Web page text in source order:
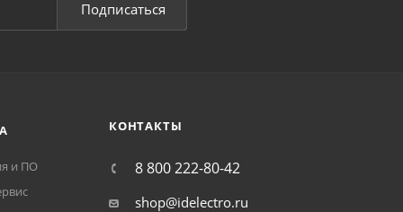
MN Расцепитель
569